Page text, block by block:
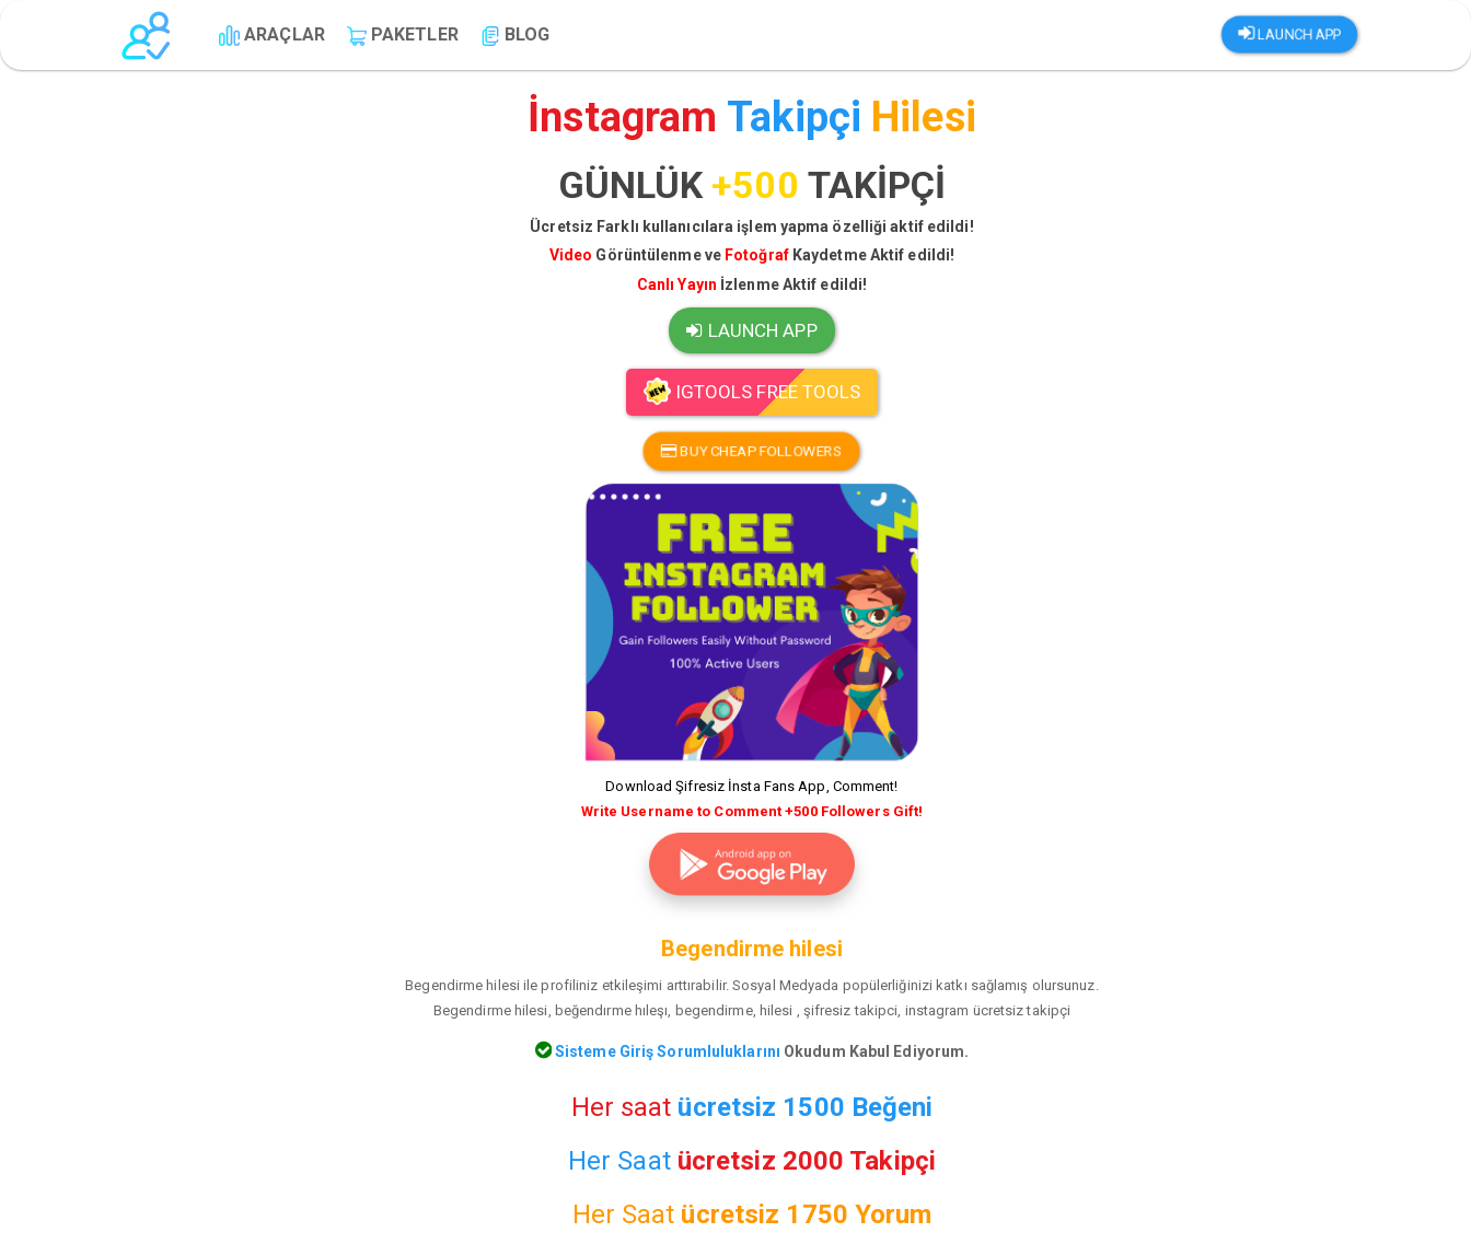
LAUNCH APP
ARAÇLAR PAKETLER BLOG
İnstagram Takipçi Hilesi
GÜNLÜK +500 TAKİPÇİ
Ücretsiz Farklı kullanıcılara işlem yapma özelliği aktif edildi!
Video Görüntülenme ve Fotoğraf Kaydetme Aktif edildi!
Canlı Yayın İzlenme Aktif edildi!
LAUNCH APP
IGTOOLS FREE TOOLS
BUY CHEAP FOLLOWERS
Download Şifresiz İnsta Fans App, Comment!
Write Username to Comment +500 Followers Gift!
Begendirme hilesi
Begendirme hilesi ile profiliniz etkileşimi arttırabilir. Sosyal Medyada popülerliğinizi katkı sağlamış olursunuz.
Begendirme hilesi, beğendırme hıleşı, begendirme, hilesi , şifresiz takipci, instagram ücretsiz takipçi
Sisteme Giriş Sorumluluklarını Okudum Kabul Ediyorum.
Her saat ücretsiz 1500 Beğeni
Her Saat ücretsiz 2000 Takipçi
Her Saat ücretsiz 1750 Yorum